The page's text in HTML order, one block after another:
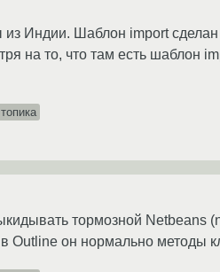
из Индии. Шаблон import
на то, что там есть шаблон
тормозной Netbeans
он нормально методы